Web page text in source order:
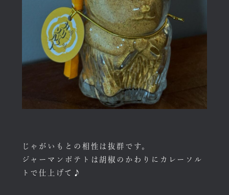
じゃがいもとの相性は抜群です。
ジャーマンポテトは胡椒のかわりにカレーソル
トで仕上げて♪